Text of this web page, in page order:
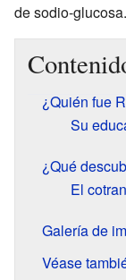
de sodio-glucosa.
¿Quién fue
Su
¿Qué
El
Galería de
Véase